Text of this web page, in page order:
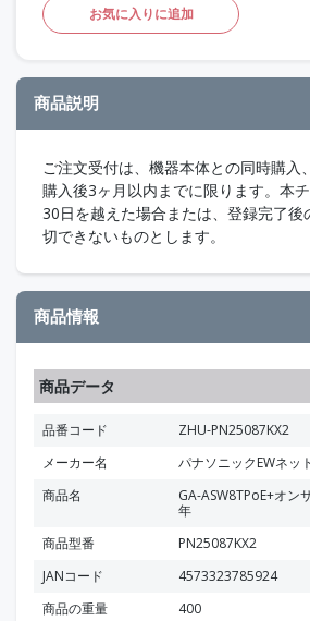
お気に入りに追加
商品説明
ご注文受付は、機器本体との同時購入
購入後3ヶ月以内までに限ります。本
30日を越えた場合または、登録完了後
切できないものとします。
商品情報
商品データ
品番コード
ZHU-PN25087KX2
メーカー名
パナソニックEWネッ
商品名
GA-ASW8TPoE+オン
年
商品型番
PN25087KX2
JANコード
4573323785924
商品の重量
400